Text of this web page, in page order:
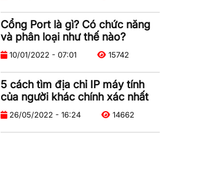
Cổng Port là gì? Có chức năng
và phân loại như thế nào?
10/01/2022 - 07:01 15742
5 cách tìm địa chỉ IP máy tính
của người khác chính xác nhất
26/05/2022 - 16:24 14662